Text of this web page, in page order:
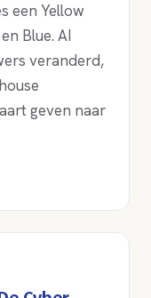
een Yellow
Blue. AI
veranderd,
geven naar